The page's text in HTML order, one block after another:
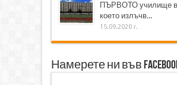
ПЪРВОТО училище в
което излъчв...
15.09.2020 г.
Намерете ни във